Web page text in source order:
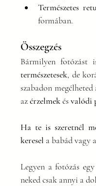
Természetes
formában.
Összegzés
Bármilyen fotózást
természetesek, de
szabadon
az érzelmek és valódi
Ha te is szeretnél
keresel a babád vagy
Legyen a fotózás
neked csak annyi a